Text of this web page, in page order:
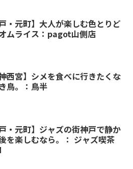
戸・元町】大人が楽しむ色とりど
ムライス：pagot山側店
神西宮】シメを食べに行きたくな
鳥。：鳥半
戸・元町】ジャズの街神戸で静か
を楽しむなら。： ジャズ喫茶